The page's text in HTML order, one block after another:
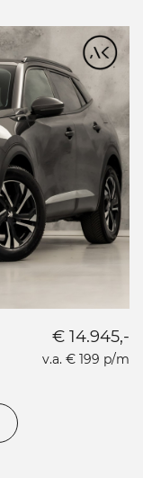
€ 14.945,-
v.a. € 199 p/m